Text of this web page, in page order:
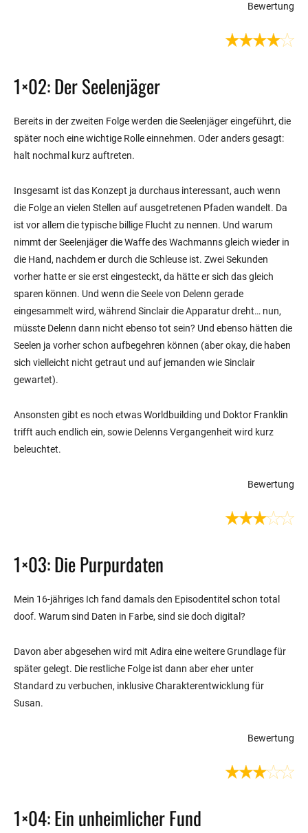
Bewertung
1×02: Der Seelenjäger
Bereits in der zweiten Folge werden die Seelenjäger eingeführt, die
später noch eine wichtige Rolle einnehmen. Oder anders gesagt:
halt nochmal kurz auftreten.
Insgesamt ist das Konzept ja durchaus interessant, auch wenn
die Folge an vielen Stellen auf ausgetretenen Pfaden wandelt. Da
ist vor allem die typische billige Flucht zu nennen. Und warum
nimmt der Seelenjäger die Waffe des Wachmanns gleich wieder in
die Hand, nachdem er durch die Schleuse ist. Zwei Sekunden
vorher hatte er sie erst eingesteckt, da hätte er sich das gleich
sparen können. Und wenn die Seele von Delenn gerade
eingesammelt wird, während Sinclair die Apparatur dreht… nun,
müsste Delenn dann nicht ebenso tot sein? Und ebenso hätten die
Seelen ja vorher schon aufbegehren können (aber okay, die haben
sich vielleicht nicht getraut und auf jemanden wie Sinclair
gewartet).
Ansonsten gibt es noch etwas Worldbuilding und Doktor Franklin
trifft auch endlich ein, sowie Delenns Vergangenheit wird kurz
beleuchtet.
Bewertung
1×03: Die Purpurdaten
Mein 16-jähriges Ich fand damals den Episodentitel schon total
doof. Warum sind Daten in Farbe, sind sie doch digital?
Davon aber abgesehen wird mit Adira eine weitere Grundlage für
später gelegt. Die restliche Folge ist dann aber eher unter
Standard zu verbuchen, inklusive Charakterentwicklung für
Susan.
Bewertung
1×04: Ein unheimlicher Fund